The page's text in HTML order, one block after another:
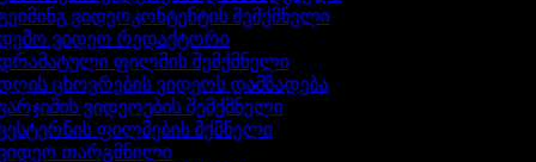
ვიდეოკონტენტის შემქმნელი
ვიდეო რედაქტორი
ფილმის შემქმნელი
ცხოვრების ვიდეოს დამზადება
ვიდეოების შემქმნელი
ფილმების მქმნელი
თარგმნილი